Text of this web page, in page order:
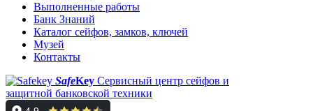
Выполненные работы
Банк Знаний
Каталог сейфов, замков, ключей
Музей
Контакты
SafeKey Сервисный центр сейфов и
защитной банковской техники